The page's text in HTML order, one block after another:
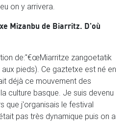
on y arrivera.
Mizanbu de Biarritz. D'où
de:"€œMiarritze zangoetatik
pieds). Ce gaztetxe est né en
déjà ce mouvement des
culture basque. Je suis devenu
que j'organisais le festival
pas très dynamique puis on a